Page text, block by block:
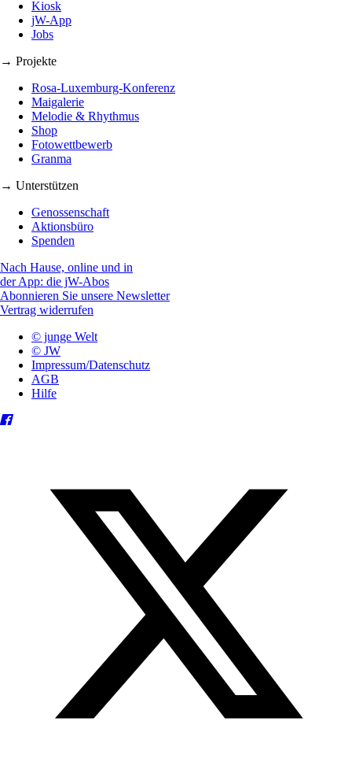
Kiosk
jW-App
Jobs
→ Projekte
Rosa-Luxemburg-Konferenz
Maigalerie
Melodie & Rhythmus
Shop
Fotowettbewerb
Granma
→ Unterstützen
Genossenschaft
Aktionsbüro
Spenden
Nach Hause, online und in
der App: die jW-Abos
Abonnieren Sie unsere Newsletter
Vertrag widerrufen
© junge Welt
© JW
Impressum/Datenschutz
AGB
Hilfe